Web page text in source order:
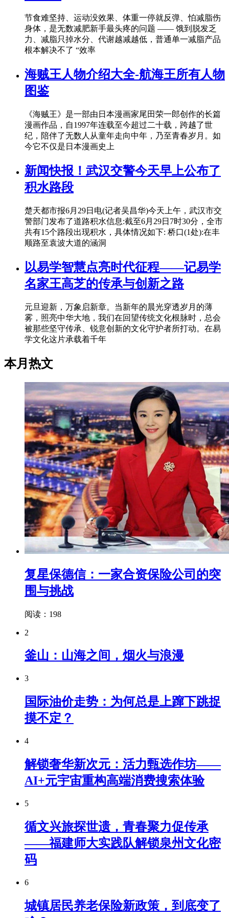
节食难坚持、运动没效果、体重一停就反弹、怕减脂伤
身体，是无数减肥新手最头疼的问题 —— 饿到脱发乏
力、减脂只掉水分、代谢越减越低，普通单一减脂产品
根本解决不了 “效率
海贼王人物介绍大全-航海王所有人物
图鉴
《海贼王》是一部由日本漫画家尾田荣一郎创作的长篇
漫画作品，自1997年连载至今超过二十载，跨越了世
纪，陪伴了无数人从童年走向中年，乃至青春岁月。如
今它不仅是日本漫画史上
新闻快报！武汉交警今天早上公布了
积水路段
楚天都市报6月29日电(记者吴昌华)今天上午，武汉市交
警部门发布了道路积水信息:截至6月29日7时30分，全市
共有15个路段出现积水，具体情况如下: 桥口(1处):在丰
顺路至袁波大道的涵洞
以易学智慧点亮时代征程——记易学
名家王高芝的传承与创新之路
元旦迎新，万象启新章。当新年的晨光穿透岁月的薄
雾，照亮中华大地，我们在回望传统文化根脉时，总会
被那些坚守传承、锐意创新的文化守护者所打动。在易
学文化这片承载着千年
本月热文
复星保德信：一家合资保险公司的突
围与挑战
阅读：198
2
釜山：山海之间，烟火与浪漫
3
国际油价走势：为何总是上蹿下跳捉
摸不定？
4
解锁奢华新次元：活力甄选作坊——
AI+元宇宙重构高端消费搜索体验
5
循文兴旅探世遗，青春聚力促传承
——福建师大实践队解锁泉州文化密
码
6
城镇居民养老保险新政策，到底变了